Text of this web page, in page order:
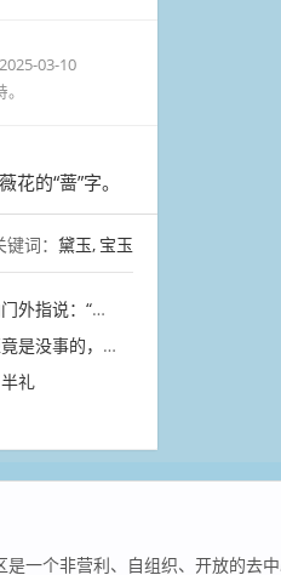
03-10
的“蔷”字。
键词： 黛玉 宝玉
“才出去了。”
要词句新奇为上
礼
是一个非营利、自组织、开放的去